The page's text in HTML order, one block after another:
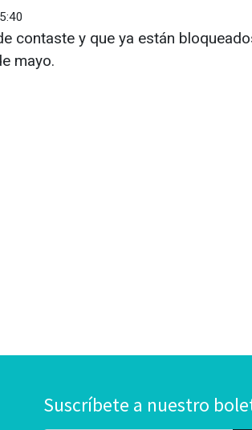
contaste y que ya están
mayo.
Suscríbete a nuestro